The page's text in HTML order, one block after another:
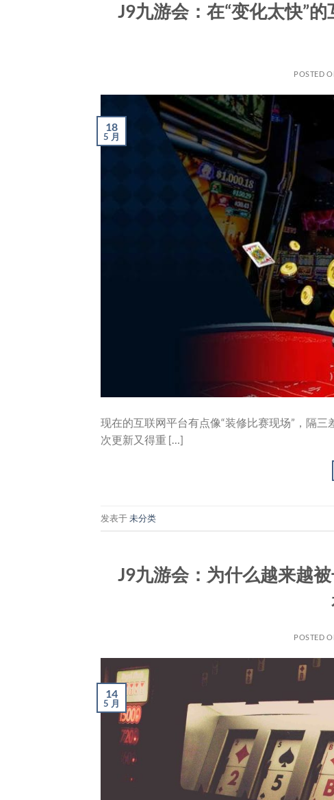
J9九游会：在“变化太快”
POSTED
18
5 月
现在的互联网平台有点像“装修比赛现场”，隔
次更新又得重 […]
发表于未分类
J9九游会：为什么越来越
POSTED
14
5 月